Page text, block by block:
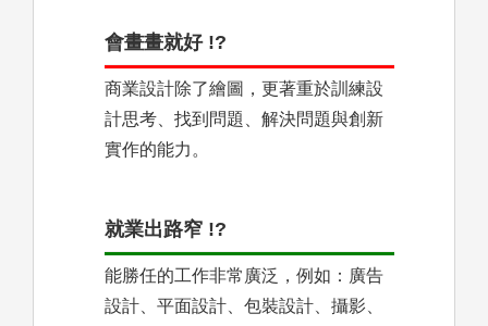
會畫畫就好 !?
商業設計除了繪圖，更著重於訓練設
計思考、找到問題、解決問題與創新
實作的能力。
就業出路窄 !?
能勝任的工作非常廣泛，例如：廣告
設計、平面設計、包裝設計、攝影、